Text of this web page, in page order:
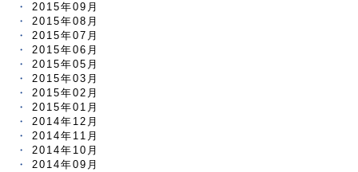
2015年09月
2015年08月
2015年07月
2015年06月
2015年05月
2015年03月
2015年02月
2015年01月
2014年12月
2014年11月
2014年10月
2014年09月